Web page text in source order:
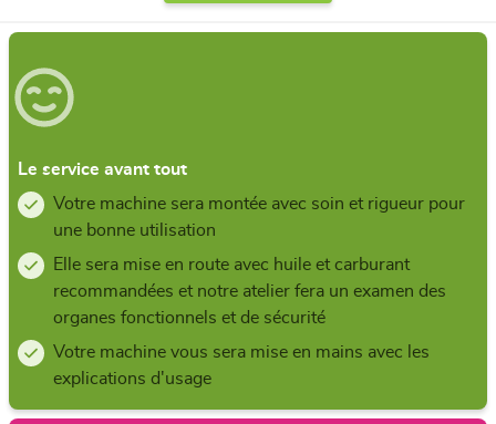
Le service avant tout
Votre machine sera montée avec soin et rigueur pour
une bonne utilisation
Elle sera mise en route avec huile et carburant
recommandées et notre atelier fera un examen des
organes fonctionnels et de sécurité
Votre machine vous sera mise en mains avec les
explications d'usage